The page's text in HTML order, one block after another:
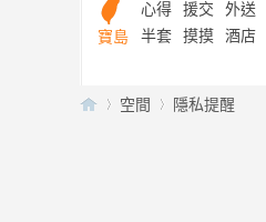
寶島
心得 援交 外送
半套 摸摸 酒店
空間 隱私提醒